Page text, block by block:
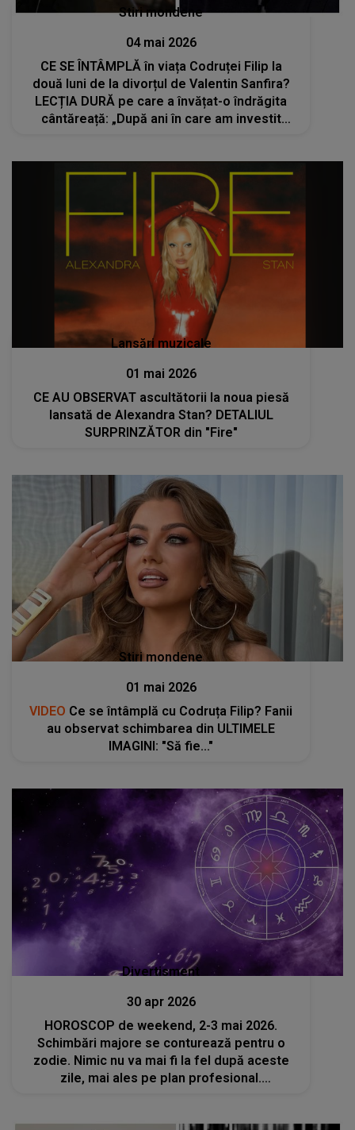
Stiri mondene
04 mai 2026
CE SE ÎNTÂMPLĂ în viața Codruței Filip la
două luni de la divorțul de Valentin Sanfira?
LECȚIA DURĂ pe care a învățat-o îndrăgita
cântăreață: „După ani în care am investit
Lansări muzicale
01 mai 2026
CE AU OBSERVAT ascultătorii la noua piesă
lansată de Alexandra Stan? DETALIUL
SURPRINZĂTOR din "Fire"
Stiri mondene
01 mai 2026
VIDEO Ce se întâmplă cu Codruța Filip? Fanii
au observat schimbarea din ULTIMELE
IMAGINI: "Să fie..."
Divertisment
30 apr 2026
HOROSCOP de weekend, 2-3 mai 2026.
Schimbări majore se conturează pentru o
zodie. Nimic nu va mai fi la fel după aceste
zile, mai ales pe plan profesional.